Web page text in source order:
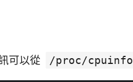
可以從 /proc/cpuinfo